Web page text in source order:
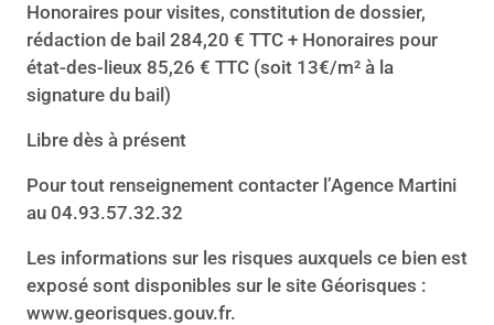
Honoraires pour visites, constitution de dossier,
rédaction de bail 284,20 € TTC + Honoraires pour
état-des-lieux 85,26 € TTC (soit 13€/m² à la
signature du bail)
Libre dès à présent
Pour tout renseignement contacter l’Agence Martini
au 04.93.57.32.32
Les informations sur les risques auxquels ce bien est
exposé sont disponibles sur le site Géorisques :
www.georisques.gouv.fr.